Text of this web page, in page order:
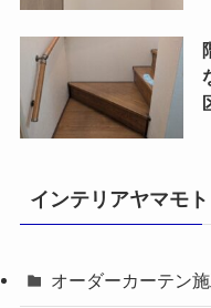
インテリアヤマモ
オーダーカーテン